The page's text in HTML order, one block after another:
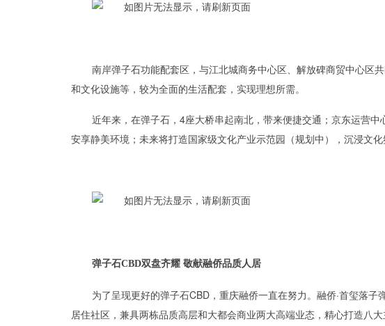
南岸弹子石功能配套区，与江北城商务中心区、解放碑商贸中心区
和文化设施等，较为全面的生活配套，实现理想所需。
近年来，在弹子石，4座大桥串起南北，带来便捷交通；京东运营
安享静美环境；未来将打造国家级文化产业示范园（规划中），沉浸文化
弹子石CBD双盘齐耀 敬献融侨品质人居
为了呈现更好的弹子石CBD，重庆融侨一直在努力。融侨·首玺落
居住社区，兼具两栋品质高层和大都会商业两大高端业态，精心打造八大